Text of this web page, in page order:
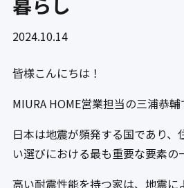
2024.10.14
皆様こんにちは！
MIURA HOME営業担当の三浦恭輔
日本は地震が頻発する国であり、
い選びにおける最も重要な要素の
高い耐震性能を持つ家は、地震に